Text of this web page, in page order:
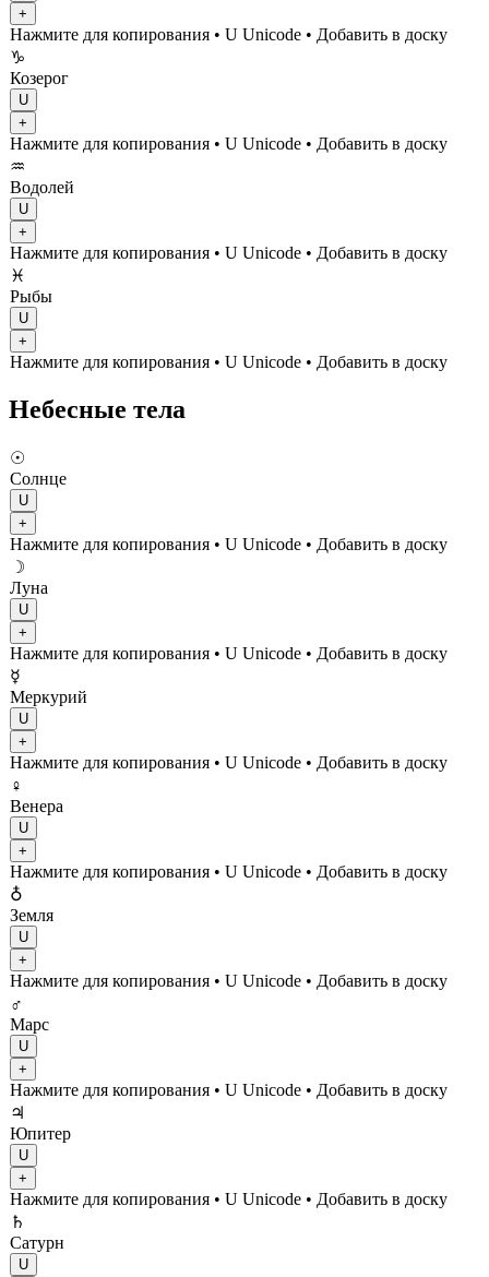
+
Нажмите для копирования • U Unicode • Добавить в доску
♑
Козерог
U
+
Нажмите для копирования • U Unicode • Добавить в доску
♒
Водолей
U
+
Нажмите для копирования • U Unicode • Добавить в доску
♓
Рыбы
U
+
Нажмите для копирования • U Unicode • Добавить в доску
Небесные тела
☉
Солнце
U
+
Нажмите для копирования • U Unicode • Добавить в доску
☽
Луна
U
+
Нажмите для копирования • U Unicode • Добавить в доску
☿
Меркурий
U
+
Нажмите для копирования • U Unicode • Добавить в доску
♀
Венера
U
+
Нажмите для копирования • U Unicode • Добавить в доску
♁
Земля
U
+
Нажмите для копирования • U Unicode • Добавить в доску
♂
Марс
U
+
Нажмите для копирования • U Unicode • Добавить в доску
♃
Юпитер
U
+
Нажмите для копирования • U Unicode • Добавить в доску
♄
Сатурн
U